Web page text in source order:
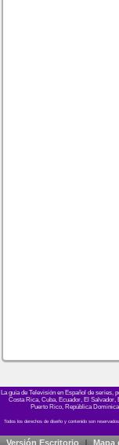
La guía de Televisión en Español de series,
Costa Rica, Cuba, Ecuador, El Salvador,
Puerto Rico, República
Versión Escritorio | Mapa